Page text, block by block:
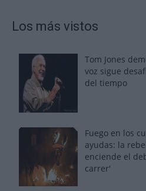
Los más vistos
Tom Jones
voz sigue
del tiempo
Fuego en los
ayudas: la
enciende el
carrer'